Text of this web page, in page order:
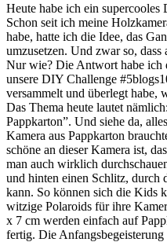
Heute habe ich ein
Schon seit ich meine
habe, hatte ich die Idee, das
umzusetzen. Und zwar so,
Nur wie? Die Antwort habe ich
unsere DIY Challenge
versammelt und überlegt habe,
Das Thema heute lautet
Pappkarton”. Und siehe da,
Kamera aus Pappkarton
schöne an dieser Kamera ist,
man auch wirklich
und hinten einen Schlitz, durch
kann. So können sich die Kids
witzige Polaroids für ihre
x 7 cm werden einfach auf
fertig. Die